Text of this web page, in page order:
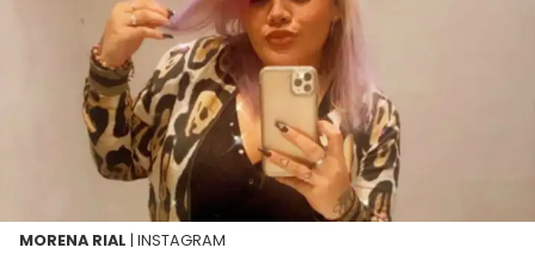
MORENA RIAL | INSTAGRAM